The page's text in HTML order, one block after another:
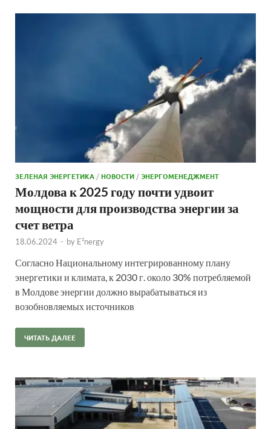
ЗЕЛЕНАЯ ЭНЕРГЕТИКА /НОВОСТИ /ЭНЕРГОМЕНЕДЖМЕНТ
Молдова к 2025 году почти удвоит
мощности для производства энергии за
счет ветра
18.06.2024 - by E²nergy
Согласно Национальному интегрированному плану
энергетики и климата, к 2030 г. около 30% потребляемой
в Молдове энергии должно вырабатываться из
возобновляемых источников
ЧИТАТЬ ДАЛЕЕ